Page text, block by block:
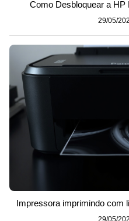
Como Desbloquear a
29/05/
Impressora imprimindo com